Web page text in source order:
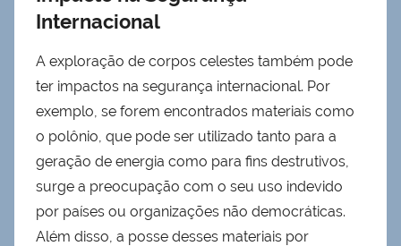
Internacional
A exploração de corpos celestes também pode
ter impactos na segurança internacional. Por
exemplo, se forem encontrados materiais como
o polônio, que pode ser utilizado tanto para a
geração de energia como para fins destrutivos,
surge a preocupação com o seu uso indevido
por países ou organizações não democráticas.
Além disso, a posse desses materiais por